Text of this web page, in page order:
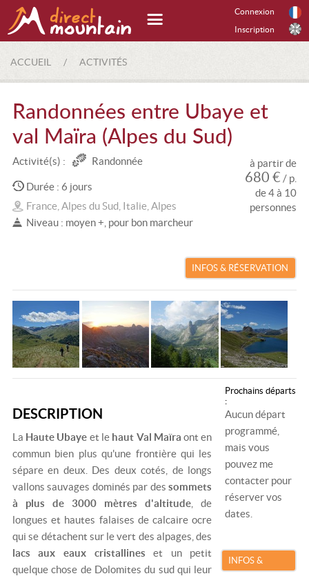
Connexion
Inscription
ACCUEIL / ACTIVITÉS
Randonnées entre Ubaye et
val Maïra (Alpes du Sud)
Activité(s) : Randonnée
Durée : 6 jours
France, Alpes du Sud, Italie, Alpes
Niveau : moyen +, pour bon marcheur
à partir de
680 € / p.
de 4 à 10
personnes
INFOS & RÉSERVATION
DESCRIPTION
La Haute Ubaye et le haut Val Maïraont en
commun bien plus qu'une frontière qui les
sépare en deux. Des deux cotés, de longs
vallons sauvages dominés par dessommets
à plus de 3000 mètres d'altitude , de
longues et hautes falaises de calcaire ocre
qui se détachent sur le vert des alpages, des
lacs aux eaux cristallines et un petit
quelque chose de Dolomites du sud qui leur
Prochains départs
:
Aucun départ
programmé,
mais vous
pouvez me
contacter pour
réserver vos
dates.
INFOS &